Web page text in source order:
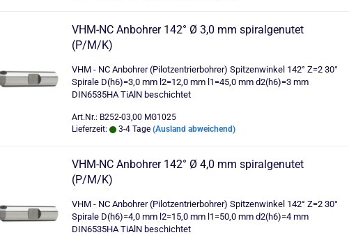
VHM-NC Anbohrer 142° Ø 3,0 mm spiralgenutet
(P/M/K)
VHM - NC Anbohrer (Pilotzentrierbohrer) Spitzenwinkel 142° Z=2 30°
Spirale D(h6)=3,0 mm l2=12,0 mm l1=45,0 mm d2(h6)=3 mm
DIN6535HA TiAlN beschichtet
Art.Nr.: B252-03,00 MG1025
Lieferzeit:
3-4 Tage (Ausland abweichend)
VHM-NC Anbohrer 142° Ø 4,0 mm spiralgenutet
(P/M/K)
VHM - NC Anbohrer (Pilotzentrierbohrer) Spitzenwinkel 142° Z=2 30°
Spirale D(h6)=4,0 mm l2=15,0 mm l1=50,0 mm d2(h6)=4 mm
DIN6535HA TiAlN beschichtet